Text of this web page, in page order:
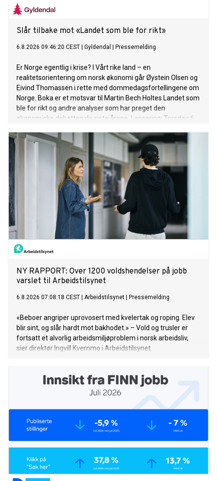
Slår tilbake mot «Landet som ble for rikt»
6.8.2026 09:46:20 CEST Gyldendal Pressemelding
Er Norge egentlig i krise? I Vårt rike land – en
realitetsorientering om norsk økonomi går Øystein Olsen og
Eivind Thomassen i rette med dommedagsfortellingene om
Norge. Boka er et motsvar til Martin Bech Holtes Landet som
ble for rikt og andre analyser som har preget den
økonomiske debatten de siste årene. Lansering: Torsdag 6.
NY RAPPORT: Over 1200 voldshendelser på jobb
varslet til Arbeidstilsynet
6.8.2026 07:08:18 CEST Arbeidstilsynet Pressemelding
«Beboer angriper uprovosert med kvelertak og roping. Elev
blir sint, og slår hardt mot bakhodet.» – Vold og trusler er
fortsatt et alvorlig arbeidsmiljøproblem i norsk arbeidsliv,
sier direktør Ingvill Kvernmo i Arbeidstilsynet.